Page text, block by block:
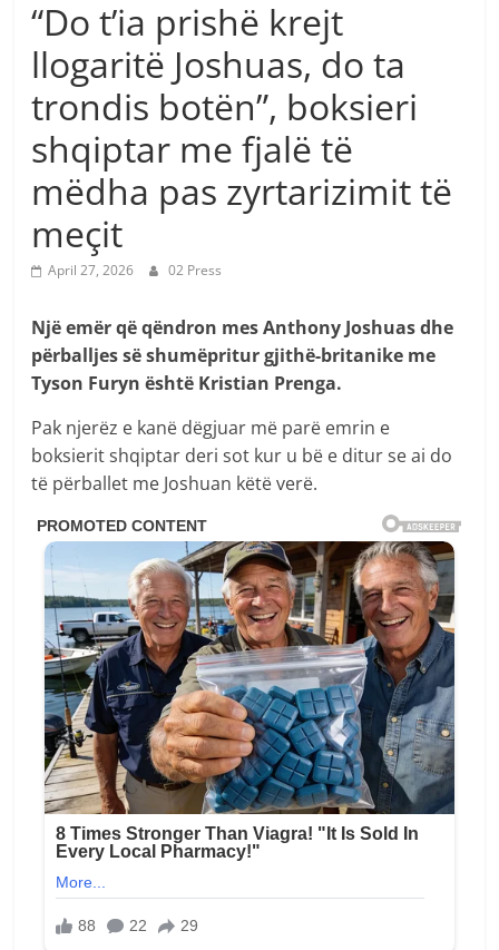
“Do t’ia prishë krejt
llogaritë Joshuas, do ta
trondis botën”, boksieri
shqiptar me fjalë të
mëdha pas zyrtarizimit të
meçit
April 27, 2026 02 Press
Një emër që qëndron mes Anthony Joshuas dhe
përballjes së shumëpritur gjithë-britanike me
Tyson Furyn është Kristian Prenga.
Pak njerëz e kanë dëgjuar më parë emrin e
boksierit shqiptar deri sot kur u bë e ditur se ai do
të përballet me Joshuan këtë verë.